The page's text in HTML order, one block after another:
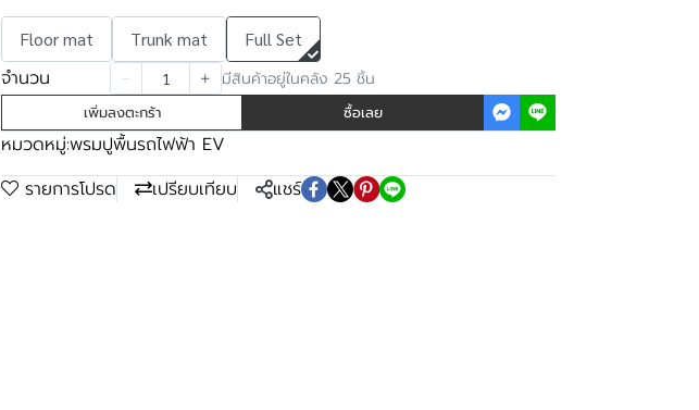
Floor mat Trunk mat Full Set
จำนวน มีสินค้าอยู่ในคลัง 25 ชิ้น
เพิ่มลงตะกร้า ซื้อเลย
หมวดหมู่:พรมปูพื้นรถไฟฟ้า EV
รายการโปรด
เปรียบเทียบ แชร์